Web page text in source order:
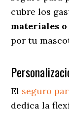
cubre los
materiales
por tu
El seguro
dedica la